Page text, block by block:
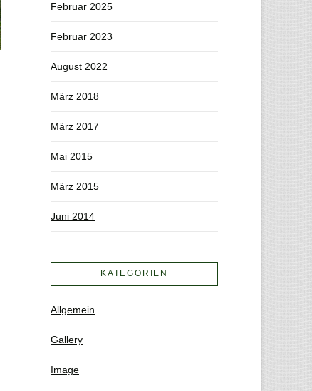
Februar 2025
Februar 2023
August 2022
März 2018
März 2017
Mai 2015
März 2015
Juni 2014
KATEGORIEN
Allgemein
Gallery
Image